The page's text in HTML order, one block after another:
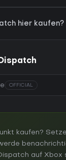
hier kaufen?
OFFICIAL
kaufen?
auf Xbox